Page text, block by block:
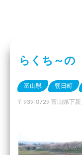
らくち～の
富山県 朝日町
〒939-0729 富山県下